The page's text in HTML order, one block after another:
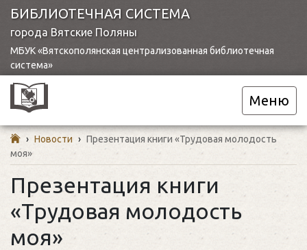
БИБЛИОТЕЧНАЯ СИСТЕМА
города Вятские Поляны
МБУК «Вятскополянская централизованная библиотечная
система»
Меню
› Новости › Презентация книги «Трудовая молодость
моя»
Презентация книги
«Трудовая молодость
моя»